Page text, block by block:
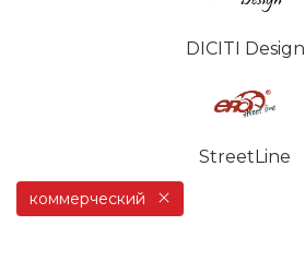
DICITI Design
StreetLine
коммерческий